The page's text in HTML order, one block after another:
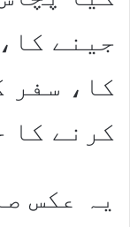
جینے
کا، سفر
کرنے کا
یہ عکس